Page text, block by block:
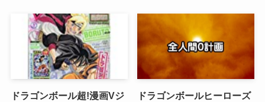
ドラゴンボール超!漫画Vジ
ドラゴンボールヒーローズ